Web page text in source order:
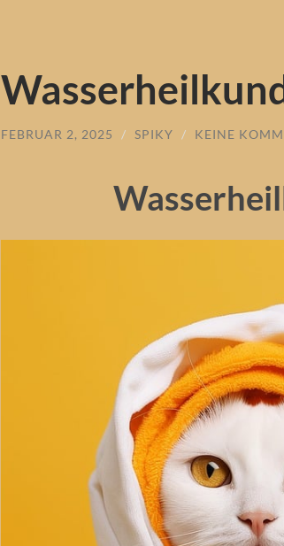
FEBRUAR 2, 2025 / SPIKY / KEINE